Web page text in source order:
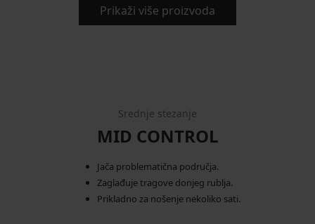
Prikaži više proizvoda
Srednje stezanje
MID CONTROL
Jača problematična područja.
Zaglađuje tragove donjeg rublja.
Prikladno za nošenje nekoliko sati.